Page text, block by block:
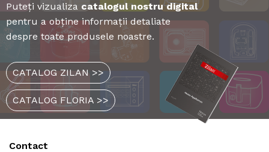
Puteți vizualiza catalogul nostru digital
pentru a obține informații detaliate
despre toate produsele noastre.
CATALOG ZILAN >>
CATALOG FLORIA >>
Contact